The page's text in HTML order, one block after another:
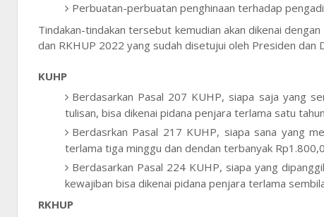
Perbuatan-perbuatan penghinaan terhadap
Tindakan-tindakan tersebut kemudian akan dikenai
dan RKHUP 2022 yang sudah disetujui oleh Presiden dan
KUHP
Berdasarkan Pasal 207 KUHP, siapa saja yang
tulisan, bisa dikenai pidana penjara terlama satu
Berdasrkan Pasal 217 KUHP, siapa sana yang
terlama tiga minggu dan dendan terbanyak
Berdasarkan Pasal 224 KUHP, siapa yang
kewajiban bisa dikenai pidana penjara terlama
RKHUP